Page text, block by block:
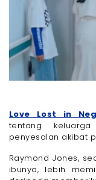
Love Lost in
tentang
penyesalan akibat
Raymond Jones,
ibunya, lebih